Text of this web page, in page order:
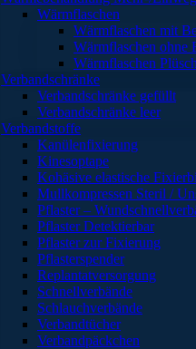
Wärmflaschen
Wärmflaschen mit
Wärmflaschen ohne
Wärmflaschen
Verbandschränke
Verbandschränke gefüllt
Verbandschränke leer
Verbandstoffe
Kanülenfixierung
Kinesoptape
Kohäsive elastische
Mullkompressen Steril /
Pflaster –
Pflaster Detektierbar
Pflaster zur Fixierung
Pflasterspender
Replantatversorgung
Schnellverbände
Schlauchverbände
Verbandtücher
Verbandpäckchen